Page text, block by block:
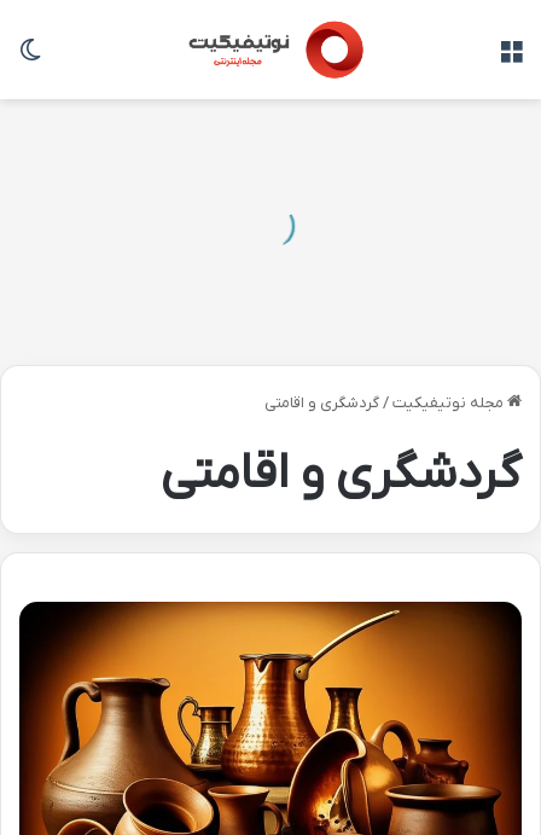
مجله نوتیفیکیت/گردشگری و اقامتی
گردشگری و اقامتی